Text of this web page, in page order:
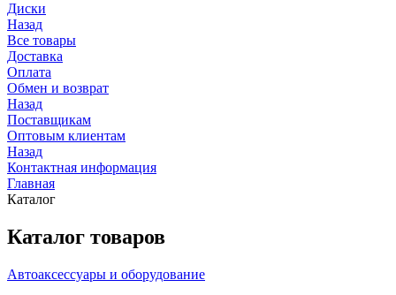
Диски
Назад
Все товары
Доставка
Оплата
Обмен и возврат
Назад
Поставщикам
Оптовым клиентам
Назад
Контактная информация
Главная
Каталог
Каталог товаров
Автоаксессуары и оборудование